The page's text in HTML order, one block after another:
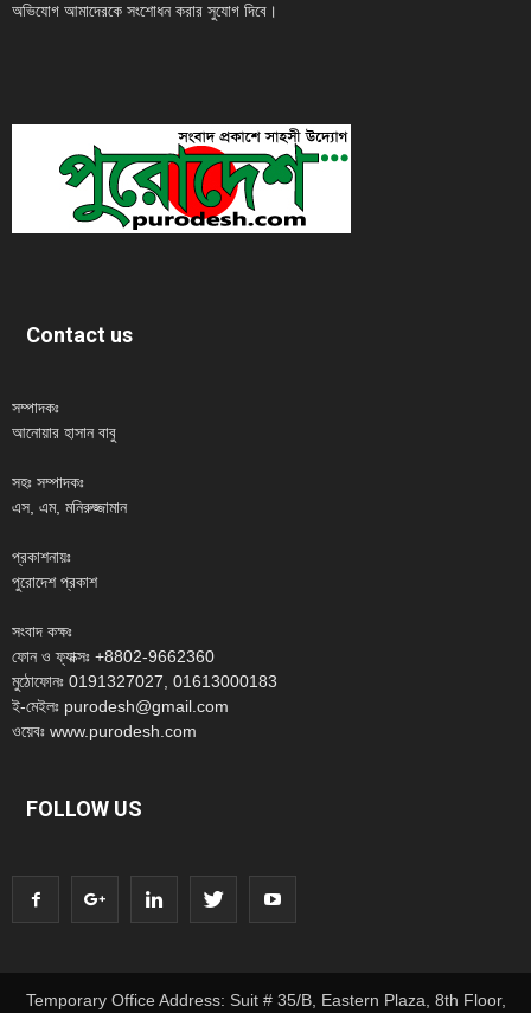
অভিযোগ আমাদেরকে সংশোধন করার সুযোগ দিবে।
Contact us
সম্পাদকঃ
আনোয়ার হাসান বাবু
সহঃ সম্পাদকঃ
এস, এম, মনিরুজ্জামান
প্রকাশনায়ঃ
পুরোদেশ প্রকাশ
সংবাদ কক্ষঃ
ফোন ও ফ্যাক্সঃ +8802-9662360
মুঠোফোনঃ 0191327027, 01613000183
ই-মেইলঃ purodesh@gmail.com
ওয়েবঃ www.purodesh.com
FOLLOW US
Temporary Office Address: Suit # 35/B, Eastern Plaza, 8th Floor,